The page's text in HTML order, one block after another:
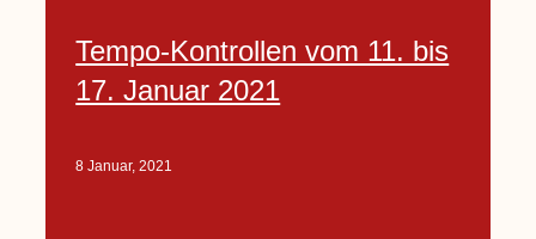
Tempo-Kontrollen vom 11. bis
17. Januar 2021
8 Januar, 2021